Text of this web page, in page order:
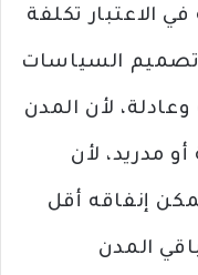
الاعتبار تكلفة
السياسات
لأن المدن
مدريد، لأن
إنفاقه أقل
المدن